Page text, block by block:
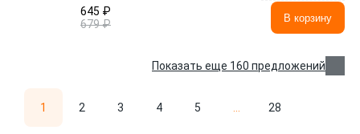
645 ₽
679 ₽
В корзину
Показать еще 160 предложений
1 2 3 4 5 28